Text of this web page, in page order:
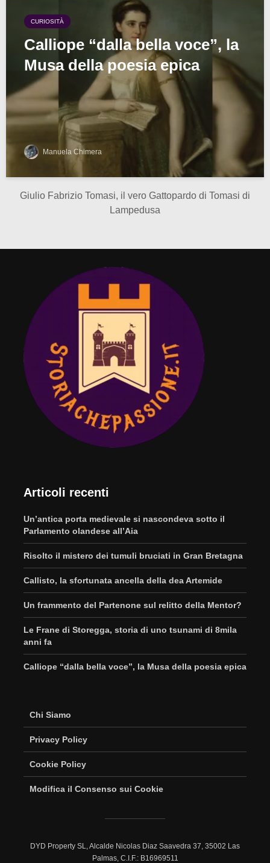
CURIOSITÀ
Calliope “dalla bella voce”, la
Musa della poesia epica
Manuela Chimera
Giulio Fabrizio Tomasi, il vero Gattopardo di Tomasi di
Lampedusa
Articoli recenti
Un’antica porta medievale si nascondeva sotto il
Parlamento olandese all’Aia
Risolto il mistero dei tumuli bruciati in Gran Bretagna
Callisto, la sfortunata ancella della dea Artemide
Un frammento del Partenone sul relitto della Mentor?
Le Frane di Storegga, storia di uno tsunami di 8mila
anni fa
Calliope “dalla bella voce”, la Musa della poesia epica
Chi Siamo
Privacy Policy
Cookie Policy
Modifica il Consenso sui Cookie
DYD Property SL, Alcalde Nicolas Diaz Saavedra 37, 35002 Las
Palmas, C.I.F.: B16969511